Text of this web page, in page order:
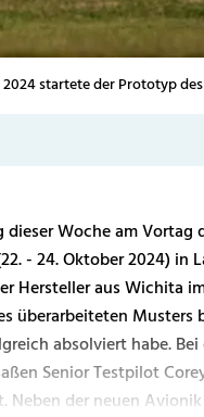
startete der Prototyp
Woche am Vortag
- 24. Oktober 2024) in
Hersteller aus Wichita
überarbeiteten Musters
absolviert habe.
Senior Testpilot
der neuen